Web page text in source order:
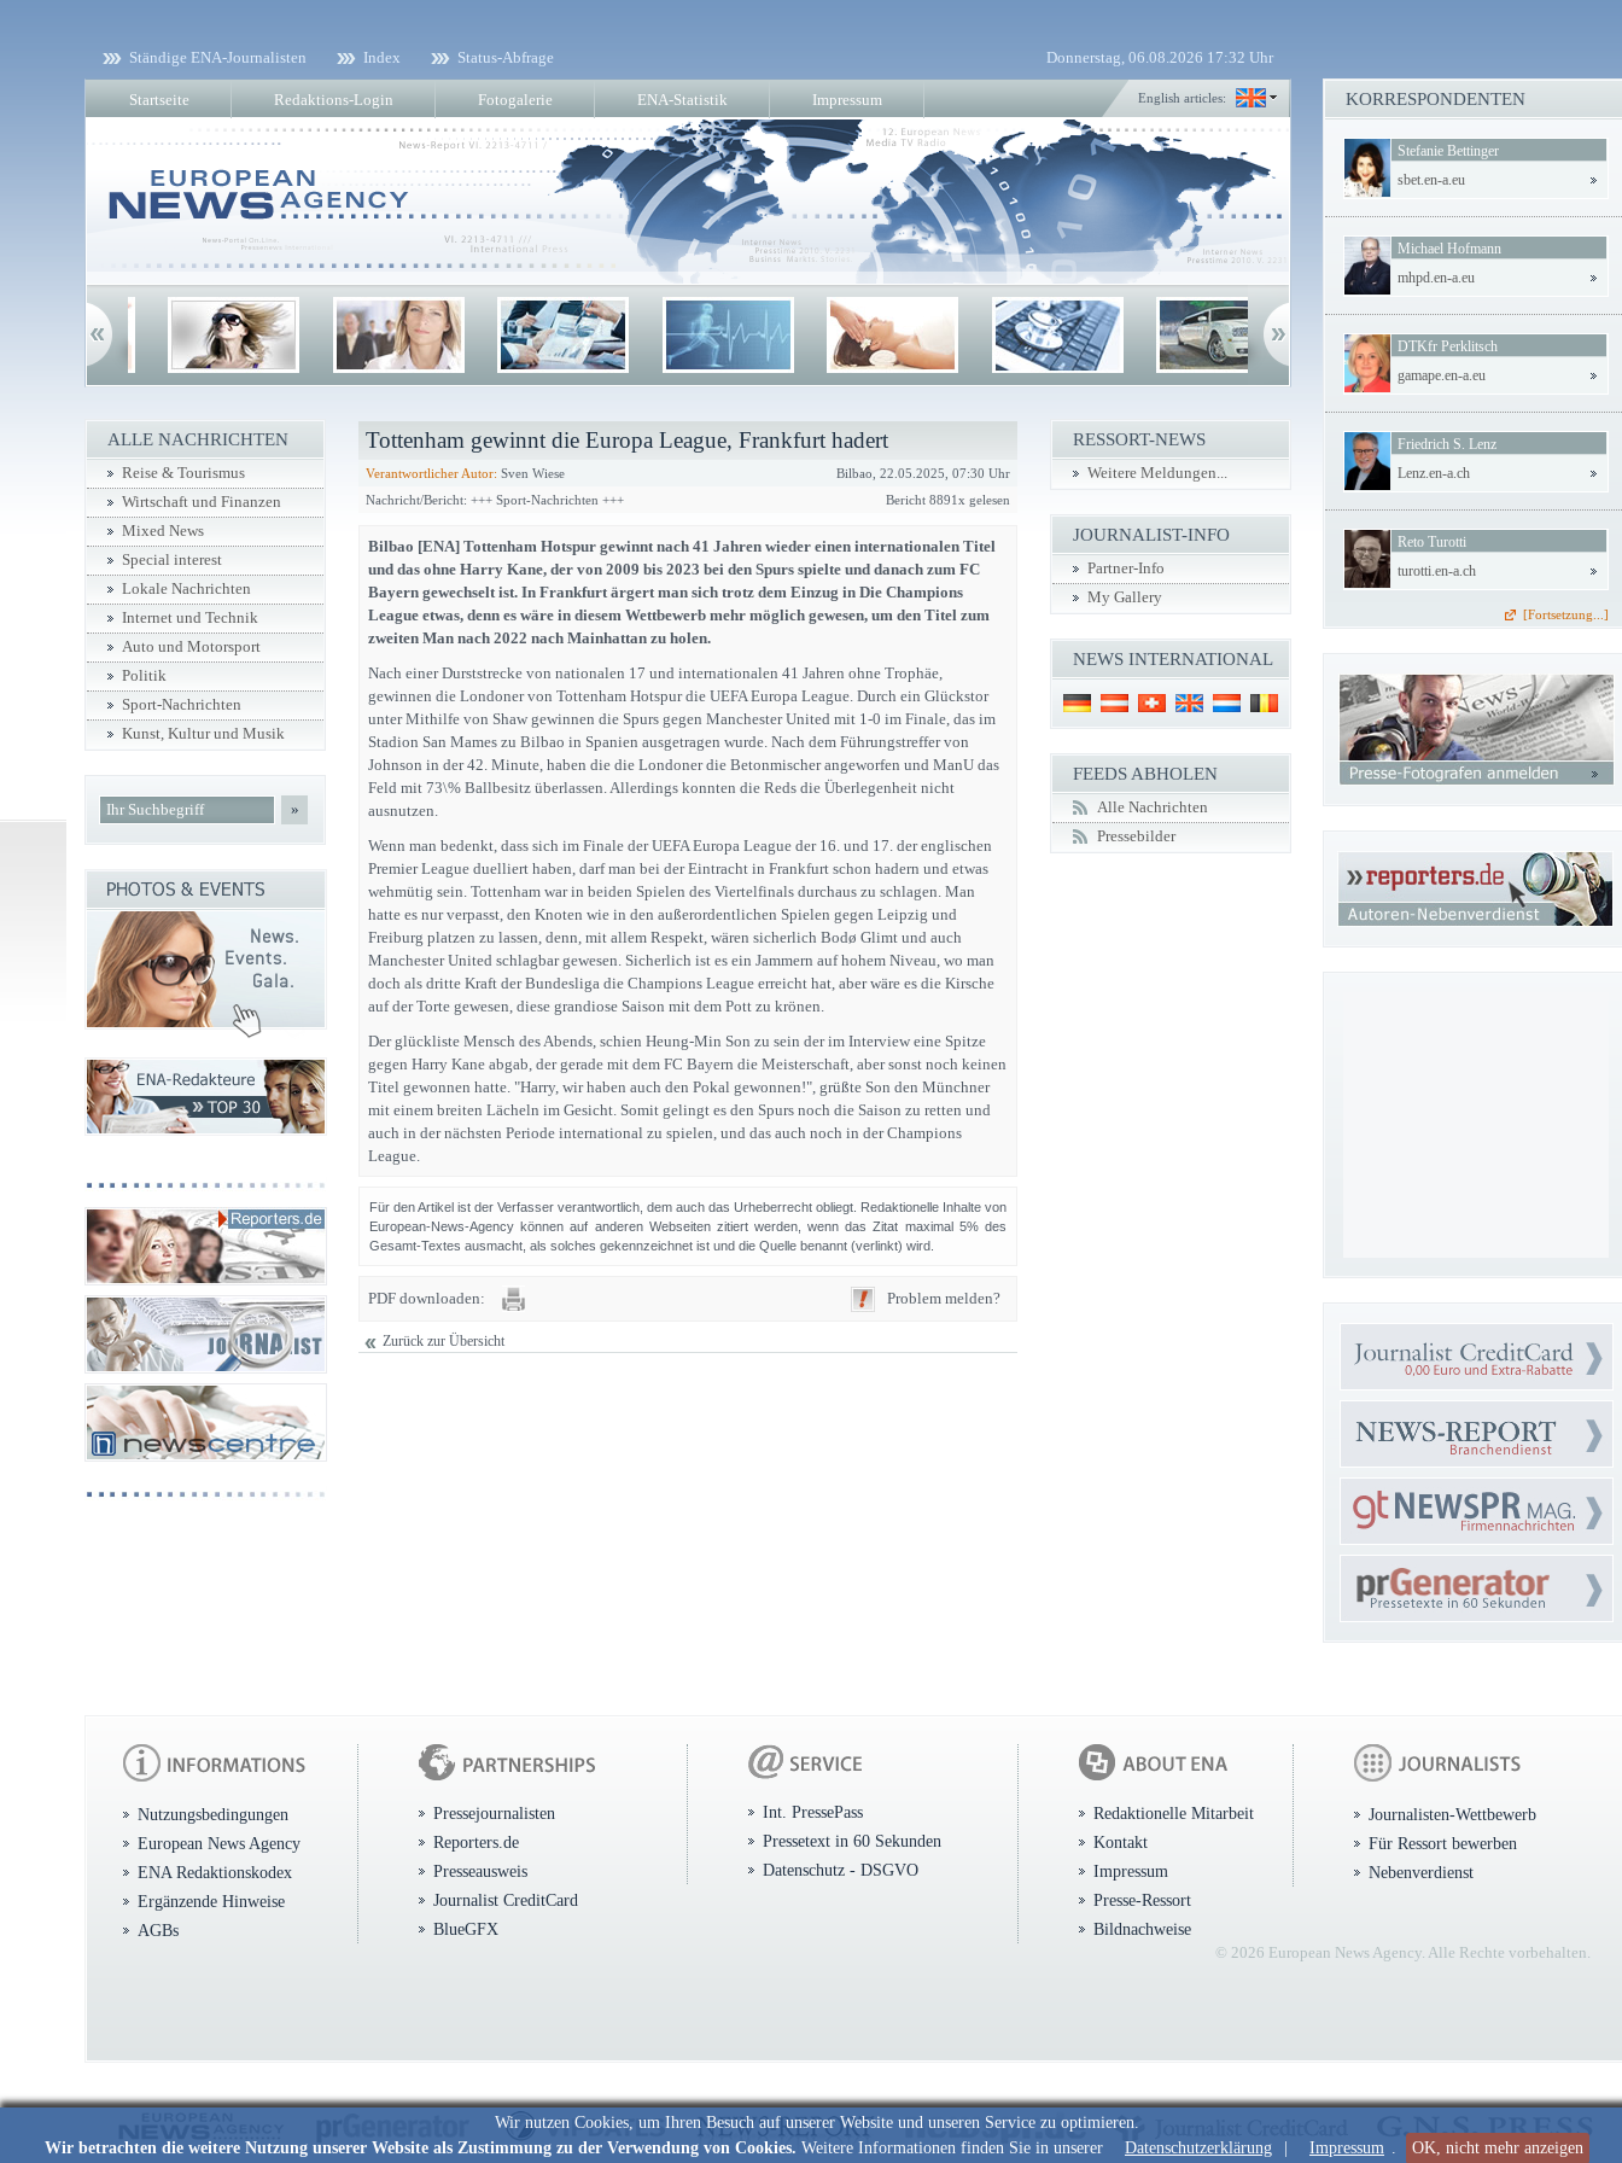
Wir nutzen Cookies, um Ihren Besuch auf unserer Website und unseren Service zu optimieren.
Wir betrachten die weitere Nutzung unserer Website als Zustimmung zu der Verwendung von Cookies. Weitere Informationen finden Sie in unserer Datenschutzerklärung Impressum . OK, nicht mehr anzeigen
Ständige ENA-Journalisten Index Status-Abfrage Donnerstag, 06.08.2026 17:32 Uhr
Startseite Redaktions-Login Fotogalerie ENA-Statistik Impressum English articles:
Tottenham gewinnt die Europa League, Frankfurt hadert
Verantwortlicher Autor: Sven Wiese
Bilbao, 22.05.2025, 07:30 Uhr
Nachricht/Bericht: +++ Sport-Nachrichten +++
Bericht 8891x gelesen
Bilbao [ENA] Tottenham Hotspur gewinnt nach 41 Jahren wieder einen internationalen Titel
und das ohne Harry Kane, der von 2009 bis 2023 bei den Spurs spielte und danach zum FC
Bayern gewechselt ist. In Frankfurt ärgert man sich trotz dem Einzug in Die Champions
League etwas, denn es wäre in diesem Wettbewerb mehr möglich gewesen, um den Titel zum
zweiten Man nach 2022 nach Mainhattan zu holen.
Nach einer Durststrecke von nationalen 17 und internationalen 41 Jahren ohne Trophäe,
gewinnen die Londoner von Tottenham Hotspur die UEFA Europa League. Durch ein Glückstor
unter Mithilfe von Shaw gewinnen die Spurs gegen Manchester United mit 1-0 im Finale, das im
Stadion San Mames zu Bilbao in Spanien ausgetragen wurde. Nach dem Führungstreffer von
Johnson in der 42. Minute, haben die die Londoner die Betonmischer angeworfen und ManU das
Feld mit 73\% Ballbesitz überlassen. Allerdings konnten die Reds die Überlegenheit nicht
ausnutzen.
Wenn man bedenkt, dass sich im Finale der UEFA Europa League der 16. und 17. der englischen
Premier League duelliert haben, darf man bei der Eintracht in Frankfurt schon hadern und etwas
wehmütig sein. Tottenham war in beiden Spielen des Viertelfinals durchaus zu schlagen. Man
hatte es nur verpasst, den Knoten wie in den außerordentlichen Spielen gegen Leipzig und
Freiburg platzen zu lassen, denn, mit allem Respekt, wären sicherlich Bodø Glimt und auch
Manchester United schlagbar gewesen. Sicherlich ist es ein Jammern auf hohem Niveau, wo man
doch als dritte Kraft der Bundesliga die Champions League erreicht hat, aber wäre es die Kirsche
auf der Torte gewesen, diese grandiose Saison mit dem Pott zu krönen.
Der glückliste Mensch des Abends, schien Heung-Min Son zu sein der im Interview eine Spitze
gegen Harry Kane abgab, der gerade mit dem FC Bayern die Meisterschaft, aber sonst noch keinen
Titel gewonnen hatte. "Harry, wir haben auch den Pokal gewonnen!", grüßte Son den Münchner
mit einem breiten Lächeln im Gesicht. Somit gelingt es den Spurs noch die Saison zu retten und
auch in der nächsten Periode international zu spielen, und das auch noch in der Champions
League.
Für den Artikel ist der Verfasser verantwortlich, dem auch das Urheberrecht obliegt. Redaktionelle Inhalte von
European-News-Agency können auf anderen Webseiten zitiert werden, wenn das Zitat maximal 5% des
Gesamt-Textes ausmacht, als solches gekennzeichnet ist und die Quelle benannt (verlinkt) wird.
PDF downloaden: Problem melden?
Zurück zur Übersicht
ALLE NACHRICHTEN
Reise & Tourismus
Wirtschaft und Finanzen
Mixed News
Special interest
Lokale Nachrichten
Internet und Technik
Auto und Motorsport
Politik
Sport-Nachrichten
Kunst, Kultur und Musik
»
RESSORT-NEWS
Weitere Meldungen...
JOURNALIST-INFO
Partner-Info
My Gallery
NEWS INTERNATIONAL
FEEDS ABHOLEN
Alle Nachrichten
Pressebilder
KORRESPONDENTEN
Stefanie Bettinger
sbet.en-a.eu
Michael Hofmann
mhpd.en-a.eu
DTKfr Perklitsch
gamape.en-a.eu
Friedrich S. Lenz
Lenz.en-a.ch
Reto Turotti
turotti.en-a.ch
[Fortsetzung...]
Nutzungsbedingungen
European News Agency
ENA Redaktionskodex
Ergänzende Hinweise
AGBs
Pressejournalisten
Reporters.de
Presseausweis
Journalist CreditCard
BlueGFX
Int. PressePass
Pressetext in 60 Sekunden
Datenschutz - DSGVO
Redaktionelle Mitarbeit
Kontakt
Impressum
Presse-Ressort
Bildnachweise
Journalisten-Wettbewerb
Für Ressort bewerben
Nebenverdienst
© 2026 European News Agency. Alle Rechte vorbehalten.